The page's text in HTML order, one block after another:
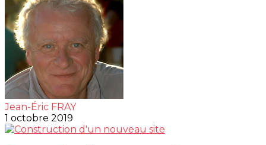
Jean-Éric FRAY
1 octobre 2019